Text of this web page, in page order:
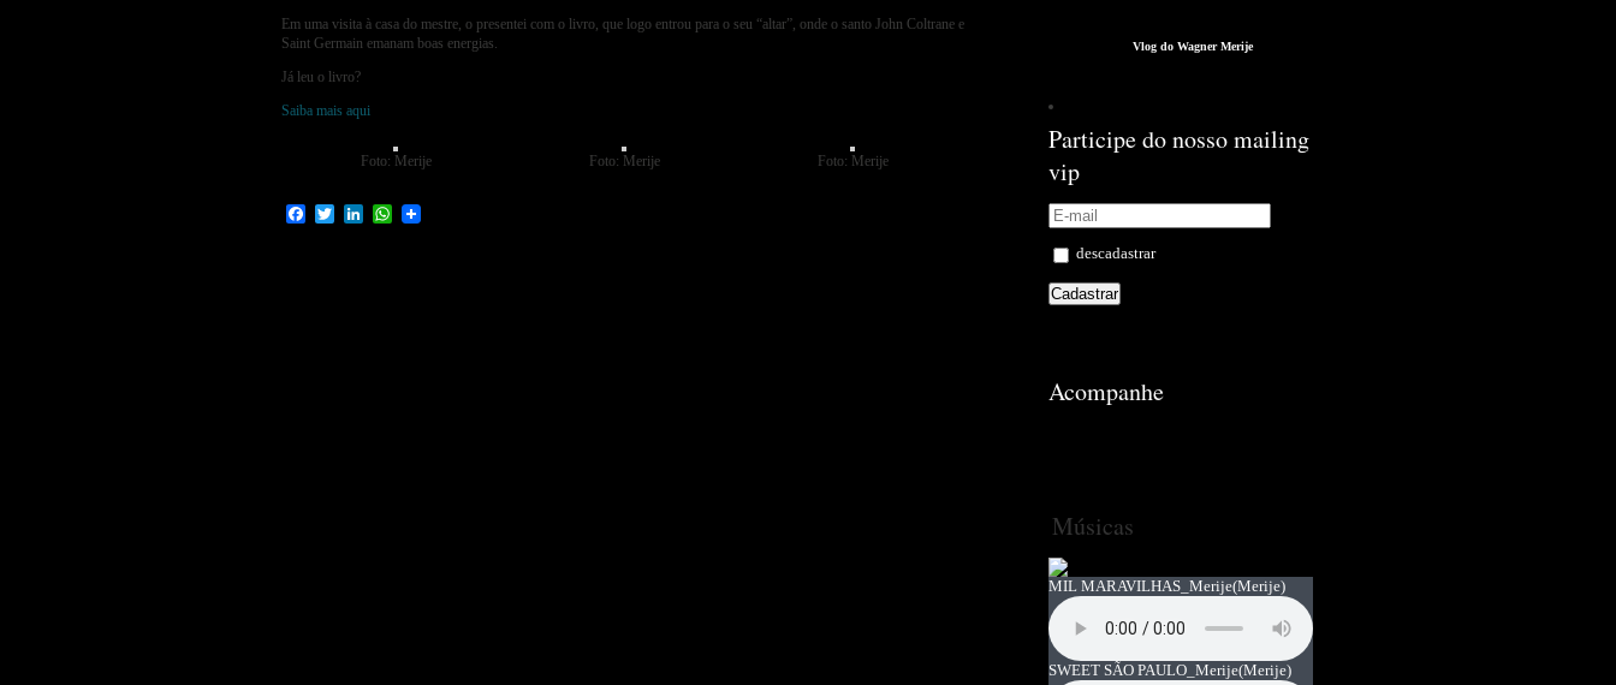
Em uma visita à casa do mestre, o presentei com o livro, que logo entrou para o seu “altar”, onde o santo John Coltrane e
Saint Germain emanam boas energias.
Já leu o livro?
Saiba mais aqui
Foto: Merije Foto: Merije Foto: Merije
Facebook
TwitterLinkedInWhatsApp
Vlog do Wagner Merije
Participe do nosso mailing
vip
descadastrar
Acompanhe
Músicas
MIL MARAVILHAS_Merije(Merije)
SWEET SÃO PAULO_Merije(Merije)